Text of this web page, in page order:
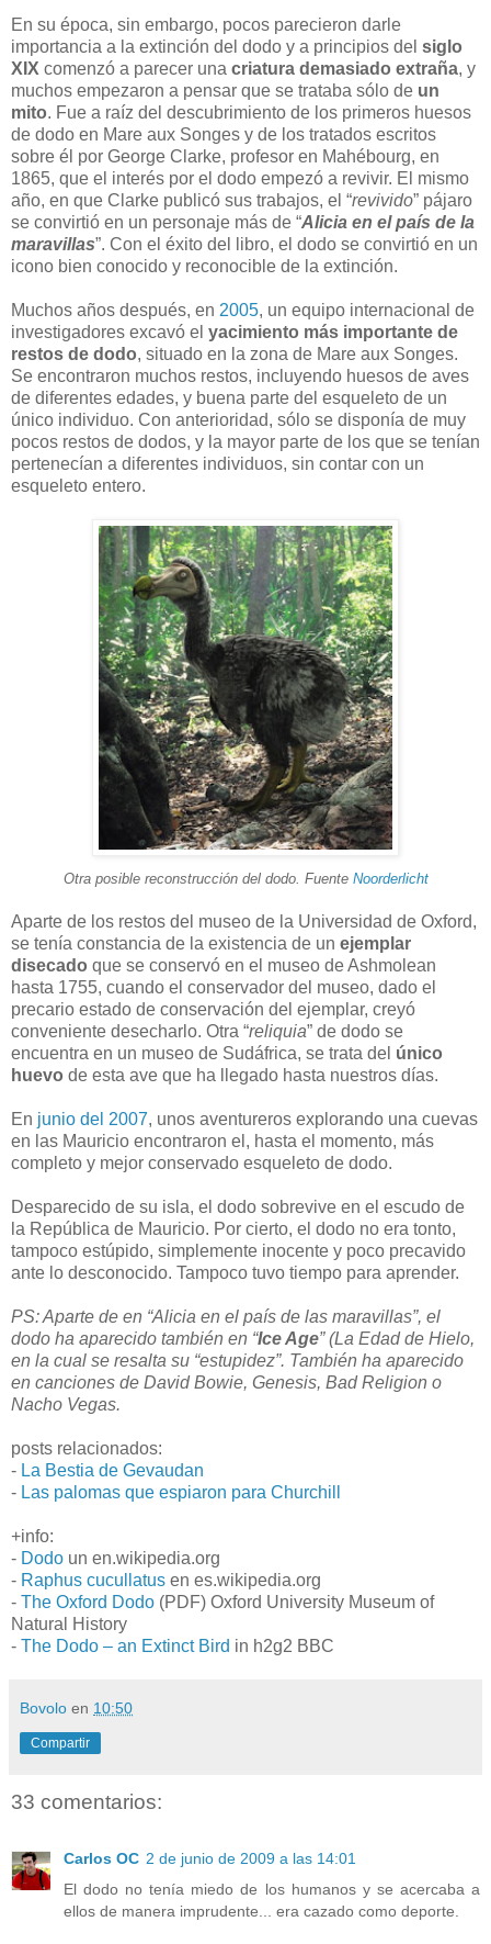
En su época, sin embargo, pocos parecieron darle
importancia a la extinción del dodo y a principios del siglo
XIX comenzó a parecer una criatura demasiado extraña, y
muchos empezaron a pensar que se trataba sólo de un
mito. Fue a raíz del descubrimiento de los primeros huesos
de dodo en Mare aux Songes y de los tratados escritos
sobre él por George Clarke, profesor en Mahébourg, en
1865, que el interés por el dodo empezó a revivir. El mismo
año, en que Clarke publicó sus trabajos, el “revivido” pájaro
se convirtió en un personaje más de “Alicia en el país de la
maravillas”. Con el éxito del libro, el dodo se convirtió en un
icono bien conocido y reconocible de la extinción.
Muchos años después, en 2005, un equipo internacional de
investigadores excavó el yacimiento más importante de
restos de dodo, situado en la zona de Mare aux Songes.
Se encontraron muchos restos, incluyendo huesos de aves
de diferentes edades, y buena parte del esqueleto de un
único individuo. Con anterioridad, sólo se disponía de muy
pocos restos de dodos, y la mayor parte de los que se tenían
pertenecían a diferentes individuos, sin contar con un
esqueleto entero.
Otra posible reconstrucción del dodo. Fuente Noorderlicht
Aparte de los restos del museo de la Universidad de Oxford,
se tenía constancia de la existencia de un ejemplar
disecado que se conservó en el museo de Ashmolean
hasta 1755, cuando el conservador del museo, dado el
precario estado de conservación del ejemplar, creyó
conveniente desecharlo. Otra “reliquia” de dodo se
encuentra en un museo de Sudáfrica, se trata del único
huevo de esta ave que ha llegado hasta nuestros días.
En junio del 2007, unos aventureros explorando una cuevas
en las Mauricio encontraron el, hasta el momento, más
completo y mejor conservado esqueleto de dodo.
Desparecido de su isla, el dodo sobrevive en el escudo de
la República de Mauricio. Por cierto, el dodo no era tonto,
tampoco estúpido, simplemente inocente y poco precavido
ante lo desconocido. Tampoco tuvo tiempo para aprender.
PS: Aparte de en “Alicia en el país de las maravillas”, el
dodo ha aparecido también en “Ice Age” (La Edad de Hielo,
en la cual se resalta su “estupidez”. También ha aparecido
en canciones de David Bowie, Genesis, Bad Religion o
Nacho Vegas.
posts relacionados:
- La Bestia de Gevaudan
- Las palomas que espiaron para Churchill
+info:
- Dodo un en.wikipedia.org
- Raphus cucullatus en es.wikipedia.org
- The Oxford Dodo (PDF) Oxford University Museum of
Natural History
- The Dodo – an Extinct Bird in h2g2 BBC
Bovolo en 10:50
Compartir
33 comentarios:
Carlos OC 2 de junio de 2009 a las 14:01
El dodo no tenía miedo de los humanos y se acercaba a
ellos de manera imprudente... era cazado como deporte.